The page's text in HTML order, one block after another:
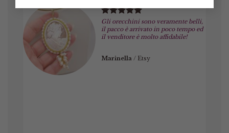
Gli orecchini sono veramente belli,
il pacco è arrivato in poco tempo ed
il venditore è molto affidabile!
Marinella / Etsy